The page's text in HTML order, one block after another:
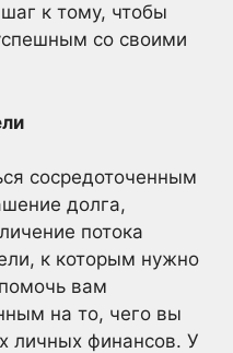
к тому, чтобы
со своими
сосредоточенным
долга,
потока
к которым нужно
вам
на то, чего вы
личных финансов. У